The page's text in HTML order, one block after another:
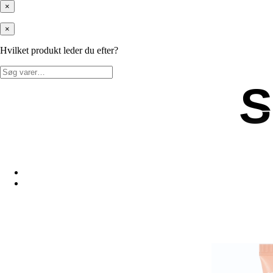
×
×
Hvilket produkt leder du efter?
Søg
efter: